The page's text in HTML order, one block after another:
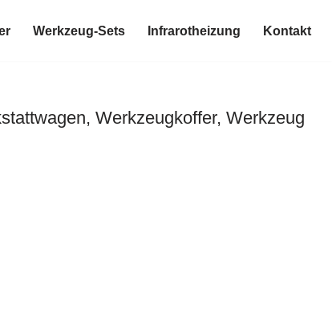
Werkzeug-Sets Infrarotheizung Kontakt
Werkzeugkoffer, Werkzeug